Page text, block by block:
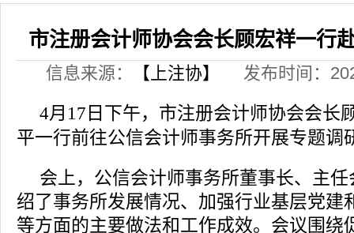
市注册会计师协会会长顾宏祥一行
信息来源： 【上注协】 发布时间：
4月 17 日下午，市注册会计师协会会长
平一行前往公信会计师事务所开展专题调
会上，公信会计师事务所董事长、主
绍了事务所发展情况、加强行业基层党建
等方面的主要做法和工作成效。会议围绕